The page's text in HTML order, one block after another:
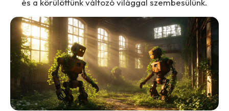
és a körülöttünk változó világgal szembesülünk.